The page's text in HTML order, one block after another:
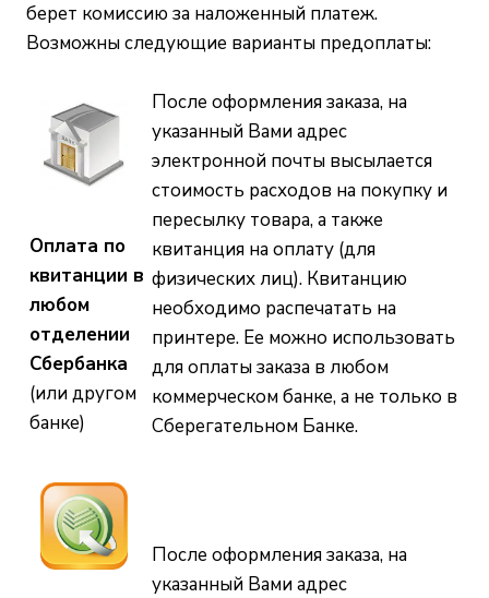
берет комиссию за наложенный платеж.
Возможны следующие варианты предоплаты:
Оплата по
квитанции в
любом
отделении
Сбербанка
(или другом
банке)
После оформления заказа, на
указанный Вами адрес
электронной почты высылается
стоимость расходов на покупку и
пересылку товара, а также
квитанция на оплату (для
физических лиц). Квитанцию
необходимо распечатать на
принтере. Ее можно использовать
для оплаты заказа в любом
коммерческом банке, а не только в
Сберегательном Банке.
После оформления заказа, на
указанный Вами адрес